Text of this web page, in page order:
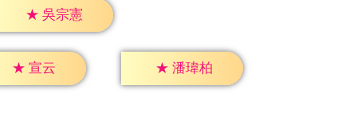
★ 吳宗憲
★ 宣云 ★ 潘瑋柏